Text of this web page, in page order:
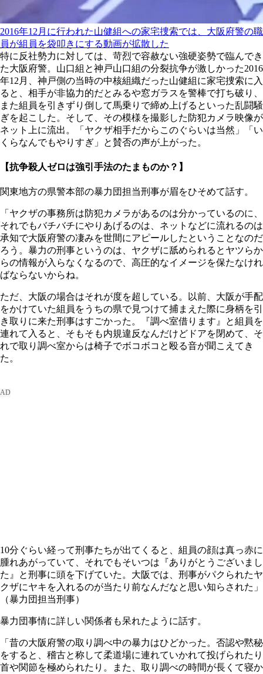
2016年12月に行われた山健組への家宅捜索では、大阪府警の職
員が組員を袋叩きにする動画が拡散した
特に反社勢力に対しては、苛烈で容赦ない強硬姿勢で臨んでき
た大阪府警。山口組と神戸山口組の分裂抗争が激しかった2016
年12月、神戸側の当時の中核組織だった山健組に家宅捜索に入
ると、相手が非協力的だとみるや窓ガラスを警棒で打ち破り、
また組員を引きずり倒して馬乗りで締め上げるといった乱闘騒
ぎを起こした。そして、その模様を撮影した防犯カメラ映像が
ネット上に流出。「ヤクザ相手だからこのぐらいは当然」「い
くらなんでもやりすぎ」と賛否の声が上がった。
【抗争殺人ゼロは強引手法のたまものか？】
関東地方の県警本部の暴力団担当刑事が眉をひそめて話す。
「ヤクザの事務所は防犯カメラがあるのは分かっているのに、
それでもバチバチにやりあげるのは、ネットなどに流れるのは
承知で大阪府警の凄みを世間にアピールしたということなのだ
ろう。暴力の刑事というのは、ヤクザに舐められるとヤツらか
らの情報が入らなくなるので、高圧的なイメージを保たなけれ
ばならないからね。
ただ、大阪の場合はそれが度を超している。以前、大阪が手配
をかけていた組員をうちの県で見つけて捕まえた際に身柄を引
き取りに来た刑事はすごかった。『調べ室借ります』と組員を
連れて入ると、そもそも内規違反なんだけどドアを閉めて、そ
れで取り調べ室からは椅子でボコボコと殴る音が聞こえてき
た。
10分ぐらい経って刑事たちが出てくると、組員の顔は真っ赤に
腫れあがっていて、それでもそいつは『ありがとうございまし
た』と刑事に頭を下げていた。大阪では、刑事がパクられたヤ
クザにヤキを入れるのが当たり前なんだなと思い知らされた」
（暴力団担当刑事）
暴力団事情に詳しい関係者も呆れたように話す。
「昔の大阪府警の取り調べ中の暴力はひどかった。否認や黙秘
をすると、稽古と称して柔道場に連れていかれて投げられたり
首や関節を極められたり。また、取り調べの時間が長くて寝か